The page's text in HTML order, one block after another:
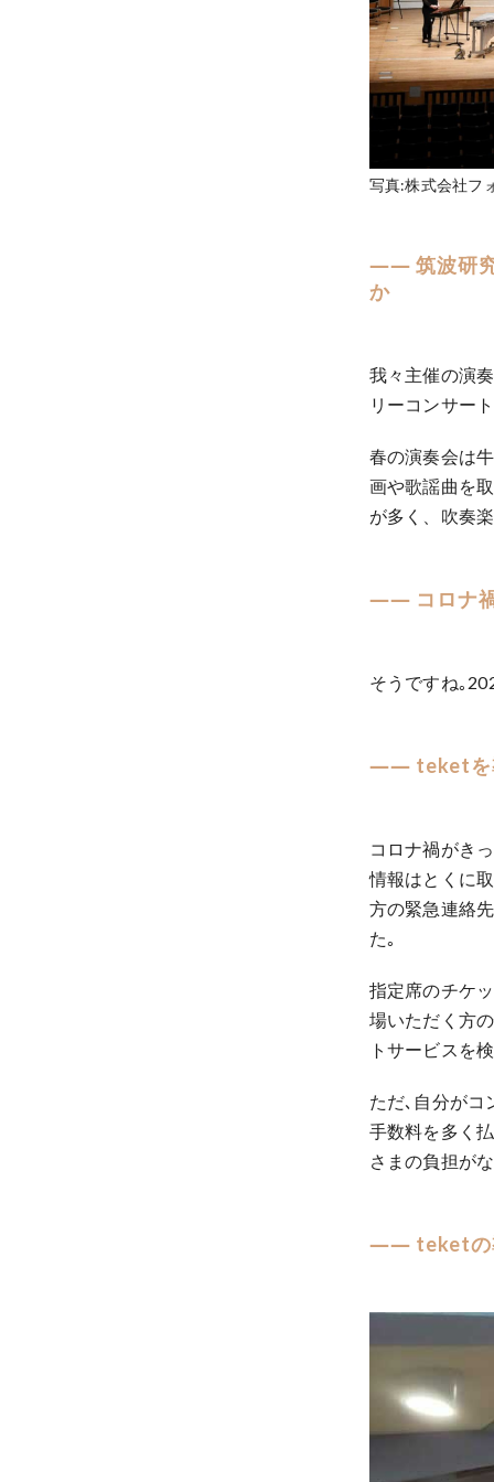
写真:株式会社フ
―― 筑波研究
か
我々主催の演
リーコンサー
春の演奏会は
画や歌謡曲を
が多く、吹奏
―― コロナ禍
そうですね｡
―― teketを
コロナ禍がき
情報はとくに
方の緊急連絡
た｡
指定席のチケ
場いただく方
トサービスを
ただ､自分がコ
手数料を多く
さまの負担が
―― teketの